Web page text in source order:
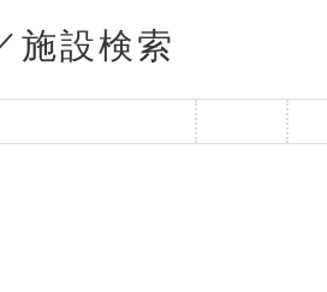
設検索